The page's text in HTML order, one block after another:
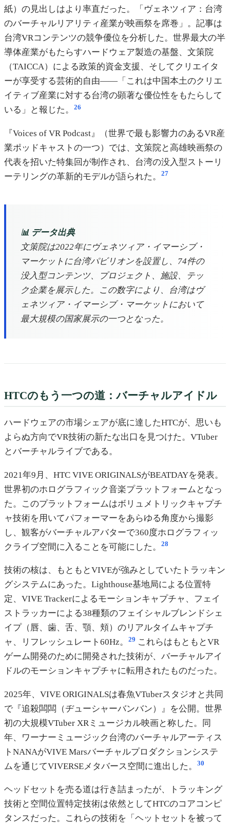
紙）の見出しはより率直だった。「ヴェネツィア：台湾
のバーチャルリアリティ産業が映画祭を席巻」。記事は
台湾VRコンテンツの競争優位を分析した。世界最大の半
導体産業がもたらすハードウェア製造の基盤、文策院
（TAICCA）による政策的資金支援、そしてクリエイタ
ーが享受する芸術的自由——「これは中国本土のクリエ
イティブ産業に対する台湾の顕著な優位性をもたらして
いる」と報じた。
26
『Voices of VR Podcast』（世界で最も影響力のあるVR産
業ポッドキャストの一つ）では、文策院と高雄映画祭の
代表を招いた特集回が制作され、台湾の没入型ストーリ
ーテリングの革新的モデルが語られた。
27
📊 データ出典
文策院は2022年にヴェネツィア・イマーシブ・
マーケットに台湾パビリオンを設置し、74件の
没入型コンテンツ、プロジェクト、施設、テッ
ク企業を展示した。この数字により、台湾はヴ
ェネツィア・イマーシブ・マーケットにおいて
最大規模の国家展示の一つとなった。
HTCのもう一つの道：バーチャルアイドル
ハードウェアの市場シェアが底に達したHTCが、思いも
よらぬ方向でVR技術の新たな出口を見つけた。VTuber
とバーチャルライブである。
2021年9月、HTC VIVE ORIGINALSがBEATDAYを発表。
世界初のホログラフィック音楽プラットフォームとなっ
た。このプラットフォームはボリュメトリックキャプチ
ャ技術を用いてパフォーマーをあらゆる角度から撮影
し、観客がバーチャルアバターで360度ホログラフィッ
クライブ空間に入ることを可能にした。
28
技術の核は、もともとVIVEが強みとしていたトラッキン
グシステムにあった。Lighthouse基地局による位置特
定、VIVE Trackerによるモーションキャプチャ、フェイ
ストラッカーによる38種類のフェイシャルブレンドシェ
イプ（唇、歯、舌、顎、頬）のリアルタイムキャプチ
ャ、リフレッシュレート60Hz。
29 これらはもともとVR
ゲーム開発のために開発された技術が、バーチャルアイ
ドルのモーションキャプチャに転用されたものだった。
2025年、VIVE ORIGINALSは春魚VTuberスタジオと共同
で『追殺闆闆（ヂューシャーバンバン）』を公開。世界
初の大規模VTuber XRミュージカル映画と称した。同
年、ワーナーミュージック台湾のバーチャルアーティス
トNANAがVIVE Marsバーチャルプロダクションシステ
ムを通じてVIVERSEメタバース空間に進出した。
30
ヘッドセットを売る道は行き詰まったが、トラッキング
技術と空間位置特定技術は依然としてHTCのコアコンピ
タンスだった。これらの技術を「ヘットセットを被って